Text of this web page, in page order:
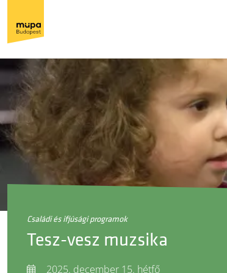
családi és ifjúsági programok
Tesz-vesz muzsika
2025. december 15. hétfő